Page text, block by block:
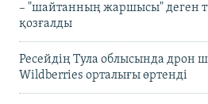
– "шайтанның жаршысы" деген
қозғалды
Ресейдің Тула облысында дрон
Wildberries орталығы өртенді